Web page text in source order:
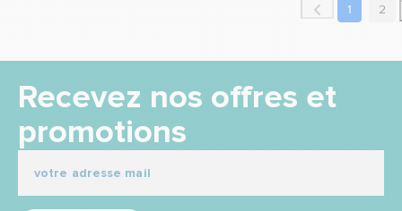
1 2
Recevez nos offres et
promotions